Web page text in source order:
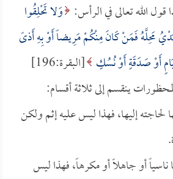
قول الله تعالى في الرأس: وَلا تَحْلِقُوا
مَحِلَّهُ فَمَنْ كَانَ مِنْكُمْ مَرِيضاً أَوْ بِهِ أَذىً
أَوْ صَدَقَةٍ أَوْ نُسُكٍ
[البقرة:196]
ينقسم إلى ثلاثة أقسام:
لحاجته إليها، فهذا ليس عليه إثم ولكن
ناسياً أو جاهلاً أو مكرهاً، فهذا ليس